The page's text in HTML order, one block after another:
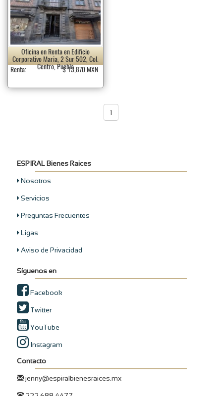
Oficina en Renta en Edificio
Corporativo Maria, 2 Sur 502, Col.
Centro, Puebla
Renta: $ 13,870 MXN
1
ESPIRAL Bienes Raices
Nosotros
Servicios
Preguntas Frecuentes
Ligas
Aviso de Privacidad
Síguenos en
Facebook
Twitter
YouTube
Instagram
Contacto
jenny@espiralbienesraices.mx